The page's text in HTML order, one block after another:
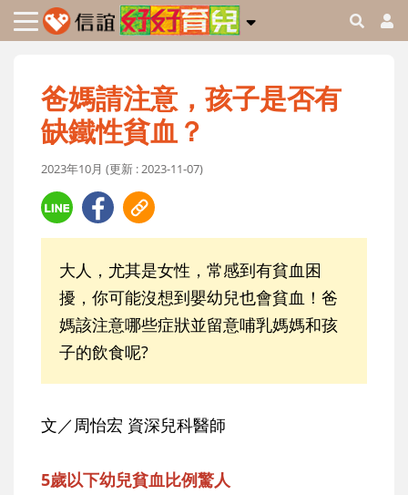
爸媽請注意，孩子是否有
缺鐵性貧血？
2023年10月 (更新 : 2023-11-07)
大人，尤其是女性，常感到有貧血困
擾，你可能沒想到嬰幼兒也會貧血！爸
媽該注意哪些症狀並留意哺乳媽媽和孩
子的飲食呢?
文／周怡宏 資深兒科醫師
5歲以下幼兒貧血比例驚人